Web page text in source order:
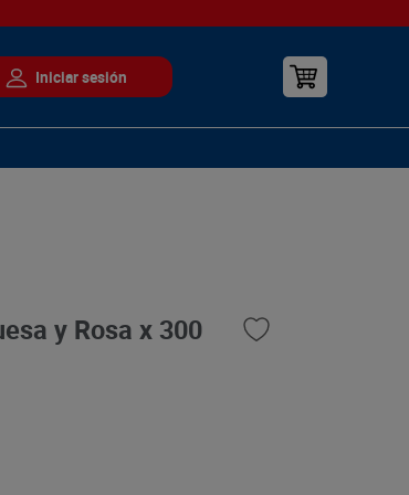
y Rosa x 300